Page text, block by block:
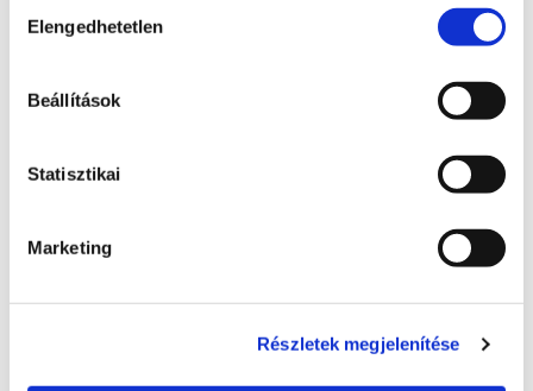
kiválasztása
Elengedhetetlen
Beállítások
Statisztikai
Marketing
Részletek megjelenítése